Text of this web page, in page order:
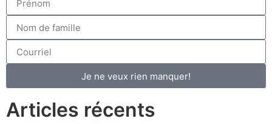
Je ne veux rien manquer!
Articles récents